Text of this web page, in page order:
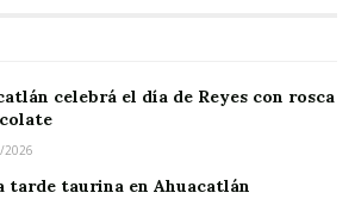
celebrá el día de Reyes con rosca
2026
tarde taurina en Ahuacatlán